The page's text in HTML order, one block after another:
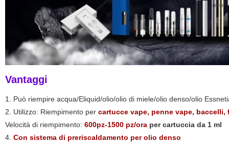
Vantaggi
1. Può riempire acqua/Eliquid/olio/olio di miele/olio denso/olio
2. Utilizzo: Riempimento percartucce vape, penne vape,
Velocità di riempimento: 600pz-1500 pz/oraper cartuccia da 1 ml
4. Con sistema di preriscaldamento per olio denso